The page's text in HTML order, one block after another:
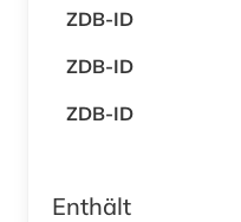
ZDB-ID
ZDB-ID
ZDB-ID
Enthält